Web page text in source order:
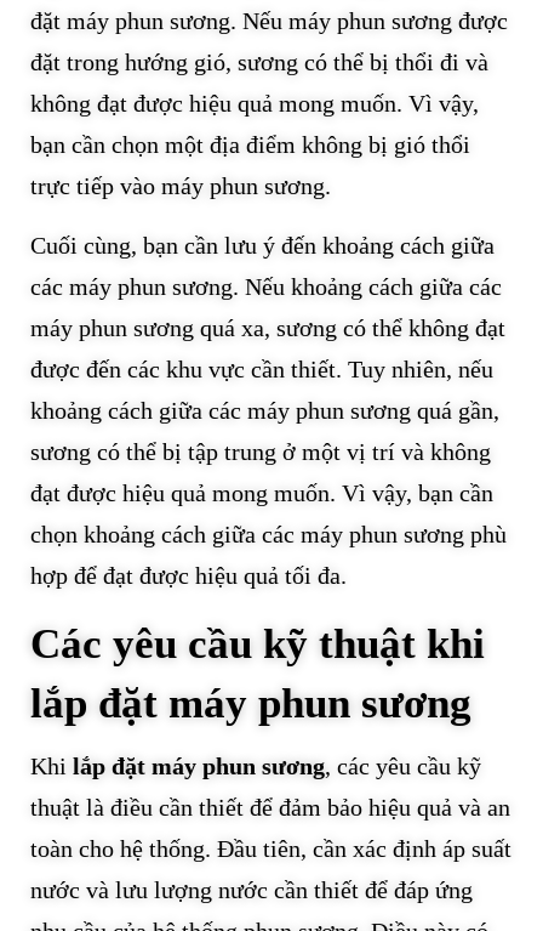
đặt máy phun sương. Nếu máy phun sương được
đặt trong hướng gió, sương có thể bị thổi đi và
không đạt được hiệu quả mong muốn. Vì vậy,
bạn cần chọn một địa điểm không bị gió thổi
trực tiếp vào máy phun sương.
Cuối cùng, bạn cần lưu ý đến khoảng cách giữa
các máy phun sương. Nếu khoảng cách giữa các
máy phun sương quá xa, sương có thể không đạt
được đến các khu vực cần thiết. Tuy nhiên, nếu
khoảng cách giữa các máy phun sương quá gần,
sương có thể bị tập trung ở một vị trí và không
đạt được hiệu quả mong muốn. Vì vậy, bạn cần
chọn khoảng cách giữa các máy phun sương phù
hợp để đạt được hiệu quả tối đa.
Các yêu cầu kỹ thuật khi
lắp đặt máy phun sương
Khi lắp đặt máy phun sương, các yêu cầu kỹ
thuật là điều cần thiết để đảm bảo hiệu quả và an
toàn cho hệ thống. Đầu tiên, cần xác định áp suất
nước và lưu lượng nước cần thiết để đáp ứng